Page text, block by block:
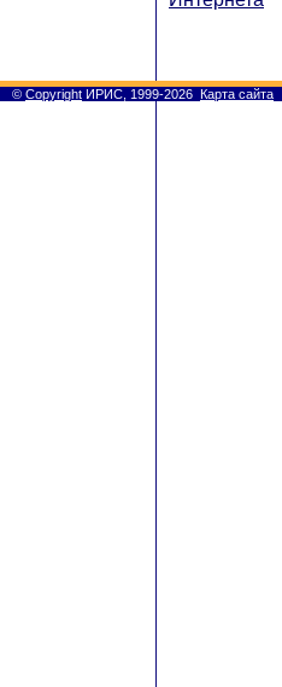
© Copyright ИРИС, 1999-2026 Карта сайта